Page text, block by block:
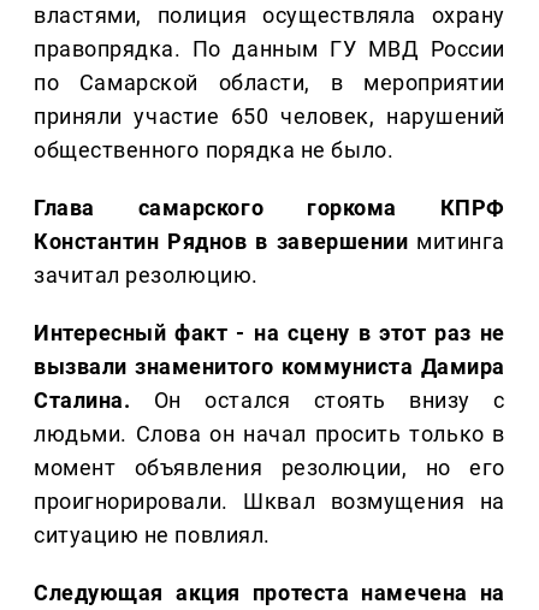
властями, полиция осуществляла охрану
правопрядка. По данным ГУ МВД России
по Самарской области, в мероприятии
приняли участие 650 человек, нарушений
общественного порядка не было.
Глава самарского горкома КПРФ
Константин Ряднов в завершении митинга
зачитал резолюцию.
Интересный факт - на сцену в этот раз не
вызвали знаменитого коммуниста Дамира
Сталина. Он остался стоять внизу с
людьми. Слова он начал просить только в
момент объявления резолюции, но его
проигнорировали. Шквал возмущения на
ситуацию не повлиял.
Следующая акция протеста намечена на